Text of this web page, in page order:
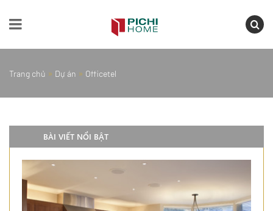
Trang chủ » Dự án » Officetel
BÀI VIẾT NỔI BẬT